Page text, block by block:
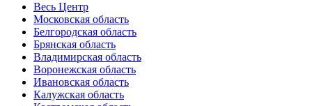
Весь Центр
Московская область
Белгородская область
Брянская область
Владимирская область
Воронежская область
Ивановская область
Калужская область